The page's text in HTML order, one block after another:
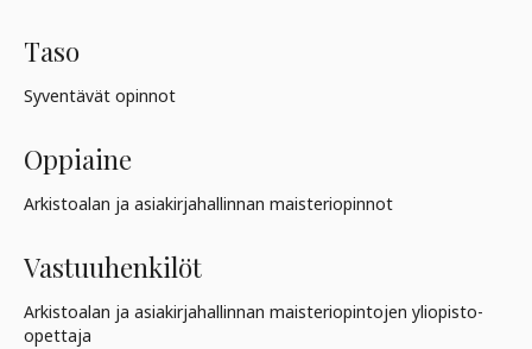
Taso
Syventävät opinnot
Oppiaine
Arkistoalan ja asiakirjahallinnan maisteriopinnot
Vastuuhenkilöt
Arkistoalan ja asiakirjahallinnan maisteriopintojen yliopisto-
opettaja